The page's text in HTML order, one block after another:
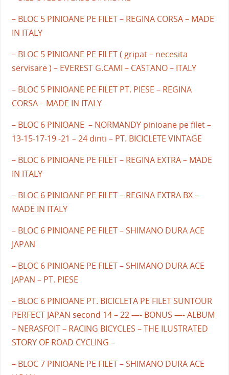
– BLOC 5 PINIOANE PE FILET – REGINA CORSA – MADE
IN ITALY
– BLOC 5 PINIOANE PE FILET ( gripat – necesita
servisare ) – EVEREST G.CAMI – CASTANO – ITALY
– BLOC 5 PINIOANE PE FILET PT. PIESE – REGINA
CORSA – MADE IN ITALY
– BLOC 6 PINIOANE – NORMANDY pinioane pe filet –
13-15-17-19 -21 – 24 dinti – PT. BICICLETE VINTAGE
– BLOC 6 PINIOANE PE FILET – REGINA EXTRA – MADE
IN ITALY
– BLOC 6 PINIOANE PE FILET – REGINA EXTRA BX –
MADE IN ITALY
– BLOC 6 PINIOANE PE FILET – SHIMANO DURA ACE
JAPAN
– BLOC 6 PINIOANE PE FILET – SHIMANO DURA ACE
JAPAN – PT. PIESE
– BLOC 6 PINIOANE PT. BICICLETA PE FILET SUNTOUR
PERFECT JAPAN second 14 – 22 —- BONUS —- ALBUM
– NERASFOIT – RACING BICYCLES – THE ILUSTRATED
STORY OF ROAD CYCLING –
– BLOC 7 PINIOANE PE FILET – SHIMANO DURA ACE